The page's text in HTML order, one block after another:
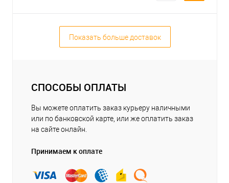
Показать больше доставок
СПОСОБЫ ОПЛАТЫ
Вы можете оплатить заказ курьеру наличными
или по банковской карте, или же оплатить заказ
на сайте онлайн.
Принимаем к оплате